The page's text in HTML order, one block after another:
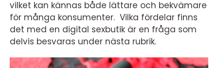
vilket kan kännas både lättare och bekvämare
för många konsumenter. Vilka fördelar finns
det med en digital sexbutik är en fråga som
delvis besvaras under nästa rubrik.